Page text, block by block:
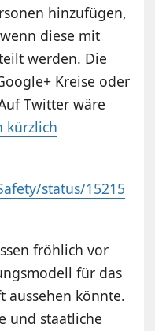
hinzufügen,
diese mit
werden. Die
Kreise oder
Twitter wäre
kürzlich
status/15215
fröhlich vor
für das
aussehen könnte.
und staatliche